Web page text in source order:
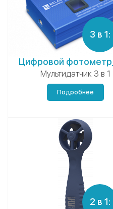
3 в 1:
Цифровой
Мультидатчик 3 в 1
Подробнее
2 в 1: